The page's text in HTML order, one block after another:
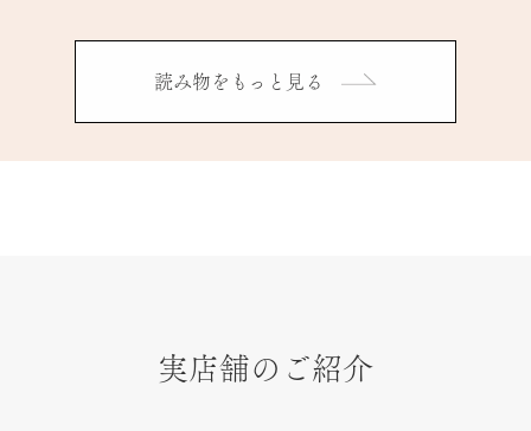
読み物をもっと見る
実店舗のご紹介